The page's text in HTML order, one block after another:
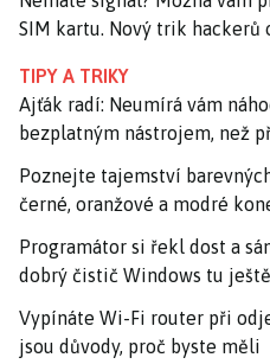
SIM kartu. Nový trik hackerů
TIPY A TRIKY
Ajťák radí: Neumírá vám
bezplatným nástrojem, než
Poznejte tajemství
černé, oranžové a modré
Programátor si řekl dost a
dobrý čistič Windows tu
Vypínáte Wi-Fi router při
jsou důvody, proč byste měli